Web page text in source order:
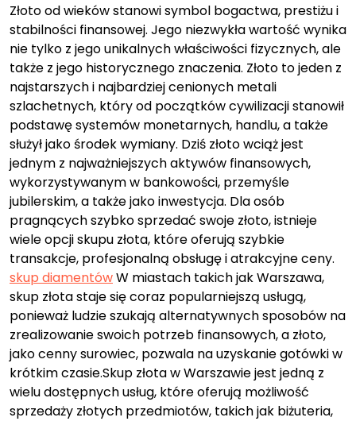
Złoto od wieków stanowi symbol bogactwa, prestiżu i
stabilności finansowej. Jego niezwykła wartość wynika
nie tylko z jego unikalnych właściwości fizycznych, ale
także z jego historycznego znaczenia. Złoto to jeden z
najstarszych i najbardziej cenionych metali
szlachetnych, który od początków cywilizacji stanowił
podstawę systemów monetarnych, handlu, a także
służył jako środek wymiany. Dziś złoto wciąż jest
jednym z najważniejszych aktywów finansowych,
wykorzystywanym w bankowości, przemyśle
jubilerskim, a także jako inwestycja. Dla osób
pragnących szybko sprzedać swoje złoto, istnieje
wiele opcji skupu złota, które oferują szybkie
transakcje, profesjonalną obsługę i atrakcyjne ceny.
skup diamentówW miastach takich jak Warszawa,
skup złota staje się coraz popularniejszą usługą,
ponieważ ludzie szukają alternatywnych sposobów na
zrealizowanie swoich potrzeb finansowych, a złoto,
jako cenny surowiec, pozwala na uzyskanie gotówki w
krótkim czasie.Skup złota w Warszawie jest jedną z
wielu dostępnych usług, które oferują możliwość
sprzedaży złotych przedmiotów, takich jak biżuteria,